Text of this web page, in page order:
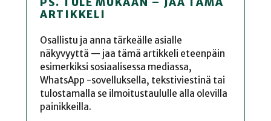
PS. TULE MUKAAN – JAA TÄMÄ
ARTIKKELI
Osallistu ja anna tärkeälle asialle
näkyvyyttä — jaa tämä artikkeli eteenpäin
esimerkiksi sosiaalisessa mediassa,
WhatsApp -sovelluksella, tekstiviestinä tai
tulostamalla se ilmoitustaululle alla olevilla
painikkeilla.